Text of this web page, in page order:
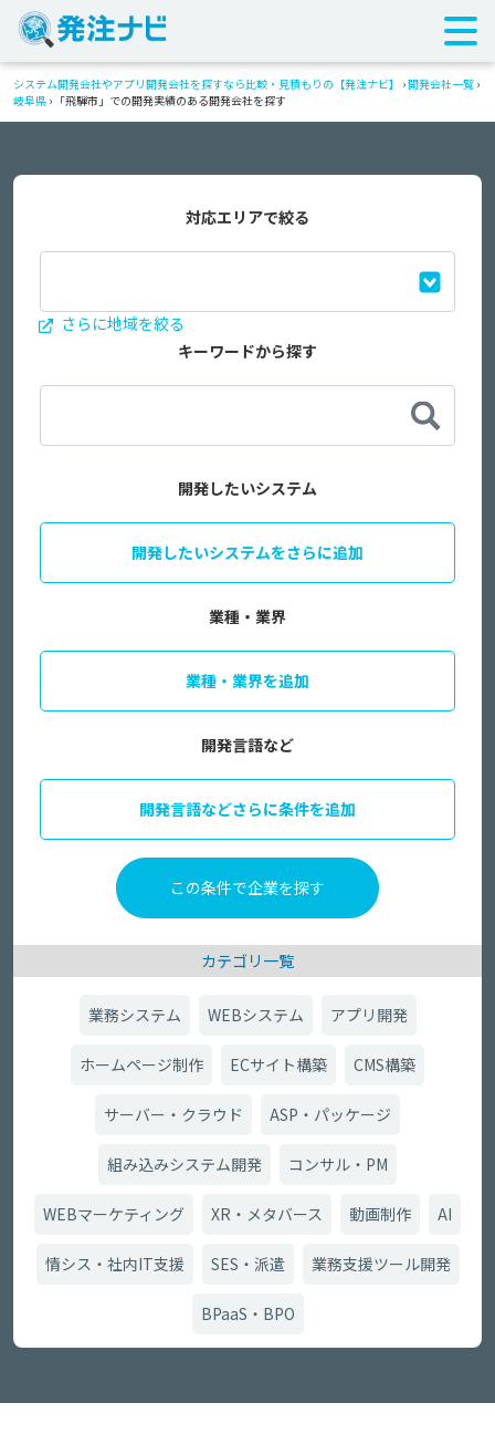
システム開発会社やアプリ開発会社を探すなら比較・見積もりの【発注ナビ】 ›開発会社一覧 ›
岐阜県 › 「飛騨市」での開発実績のある開発会社を探す
対応エリアで絞る
さらに地域を絞る
キーワードから探す
開発したいシステム
開発したいシステムをさらに追加
業種・業界
業種・業界を追加
開発言語など
開発言語などさらに条件を追加
カテゴリ一覧
業務システム WEBシステム アプリ開発
ホームページ制作 ECサイト構築 CMS構築
サーバー・クラウド ASP・パッケージ
組み込みシステム開発 コンサル・PM
WEBマーケティング XR・メタバース 動画制作 AI
情シス・社内IT支援 SES・派遣 業務支援ツール開発
BPaaS・BPO